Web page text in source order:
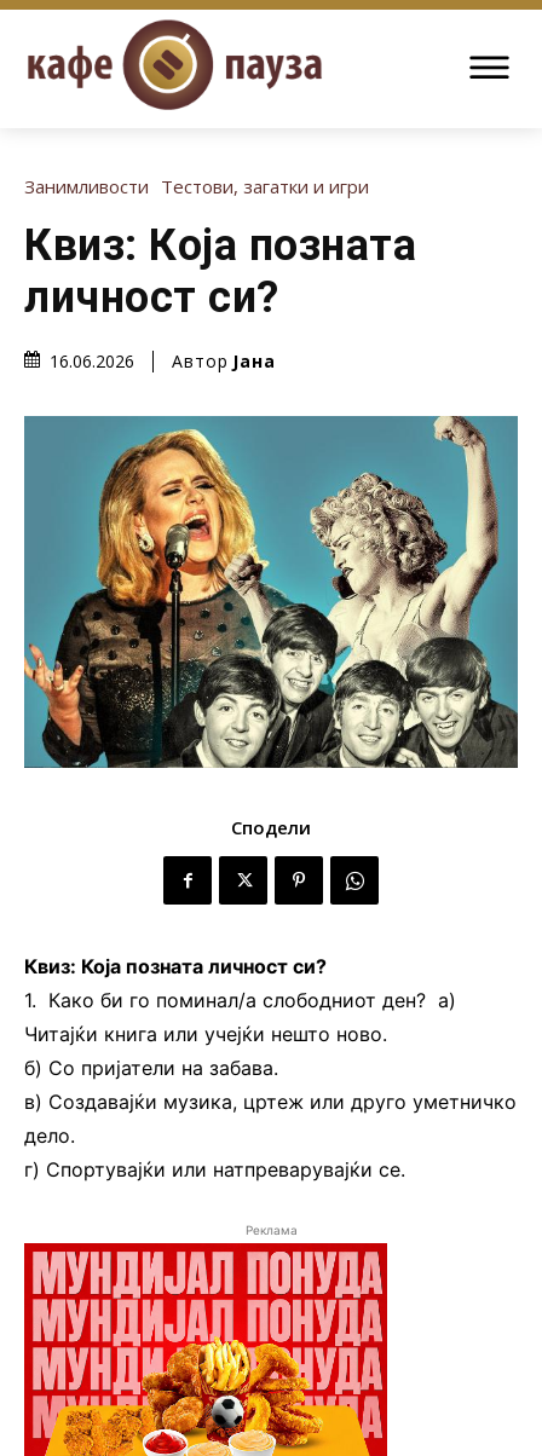
Занимливости Тестови, загатки и игри
Квиз: Која позната
личност си?
16.06.2026 Автор Јана
Сподели
Квиз: Која позната личност си?
1. Како би го поминал/а слободниот ден? а)
Читајќи книга или учејќи нешто ново.
б) Со пријатели на забава.
в) Создавајќи музика, цртеж или друго уметничко
дело.
г) Спортувајќи или натпреварувајќи се.
Реклама